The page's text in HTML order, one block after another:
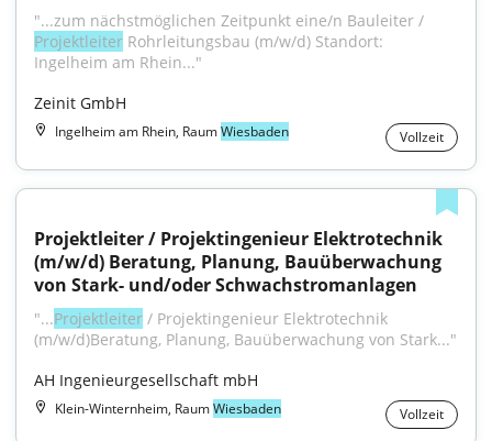
Projektleiter Rohrleitungsbau (m/w/d) Standort:
Ingelheim am Rhein..."
Zeinit GmbH
Ingelheim am Rhein, RaumWiesbaden Vollzeit
Projektleiter / Projektingenieur Elektrotechnik
(m/w/d) Beratung, Planung, Bauüberwachung
von Stark- und/oder Schwachstromanlagen
"...Projektleiter / Projektingenieur Elektrotechnik
(m/w/d)Beratung, Planung, Bauüberwachung von Stark..."
AH Ingenieurgesellschaft mbH
Klein-Winternheim, RaumWiesbaden Vollzeit